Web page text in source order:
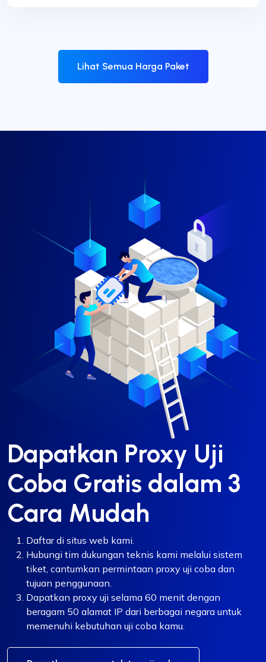
Lihat Semua Harga Paket
Dapatkan Proxy Uji
Coba Gratis dalam 3
Cara Mudah
Daftar di situs web kami.
Hubungi tim dukungan teknis kami melalui sistem
tiket, cantumkan permintaan proxy uji coba dan
tujuan penggunaan.
Dapatkan proxy uji selama 60 menit dengan
beragam 50 alamat IP dari berbagai negara untuk
memenuhi kebutuhan uji coba kamu.